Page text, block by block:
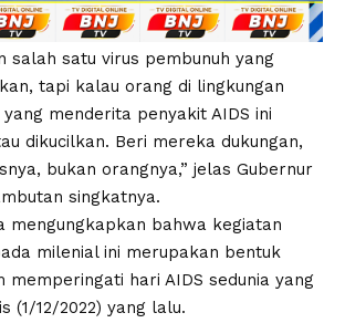
salah satu virus pembunuh yang
tapi kalau orang di lingkungan
menderita penyakit AIDS ini
dikucilkan. Beri mereka dukungan,
bukan orangnya,” jelas Gubernur
singkatnya.
mengungkapkan bahwa kegiatan
milenial ini merupakan bentuk
memperingati hari AIDS sedunia yang
(1/12/2022) yang lalu.